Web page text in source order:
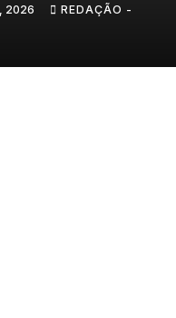
2026 REDAÇÃO -